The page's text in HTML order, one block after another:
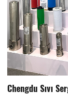
2023